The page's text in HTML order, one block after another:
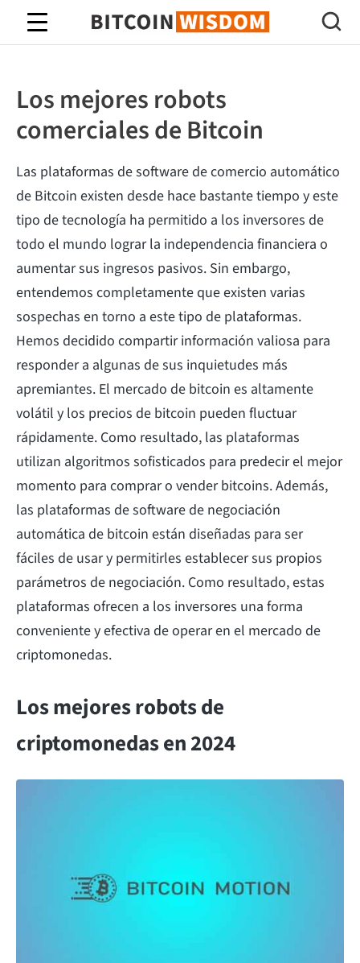
Sabiduría de Bitcoin
Los mejores robots
comerciales de Bitcoin
Las plataformas de software de comercio automático
de Bitcoin existen desde hace bastante tiempo y este
tipo de tecnología ha permitido a los inversores de
todo el mundo lograr la independencia financiera o
aumentar sus ingresos pasivos. Sin embargo,
entendemos completamente que existen varias
sospechas en torno a este tipo de plataformas.
Hemos decidido compartir información valiosa para
responder a algunas de sus inquietudes más
apremiantes. El mercado de bitcoin es altamente
volátil y los precios de bitcoin pueden fluctuar
rápidamente. Como resultado, las plataformas
utilizan algoritmos sofisticados para predecir el mejor
momento para comprar o vender bitcoins. Además,
las plataformas de software de negociación
automática de bitcoin están diseñadas para ser
fáciles de usar y permitirles establecer sus propios
parámetros de negociación. Como resultado, estas
plataformas ofrecen a los inversores una forma
conveniente y efectiva de operar en el mercado de
criptomonedas.
Los mejores robots de
criptomonedas en 2024